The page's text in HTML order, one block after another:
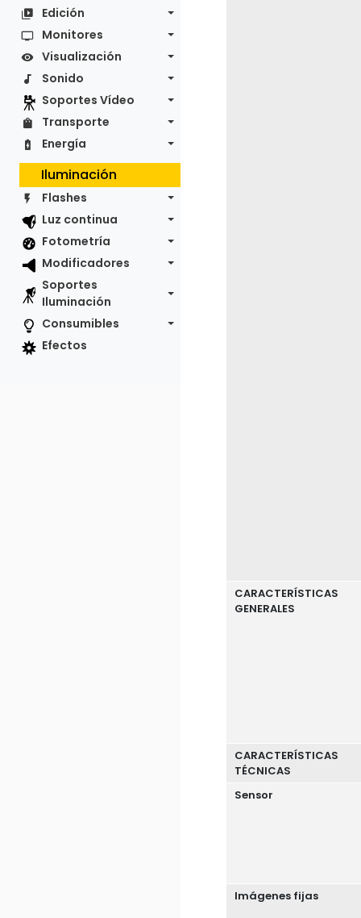
Edición
Monitores
Visualización
Sonido
Soportes Vídeo
Transporte
Energía
Iluminación
Flashes
Luz continua
Fotometría
Modificadores
Soportes
Iluminación
Consumibles
Efectos
CARACTERÍSTICAS
GENERALES
CARACTERÍSTICAS
TÉCNICAS
Sensor
Imágenes fijas